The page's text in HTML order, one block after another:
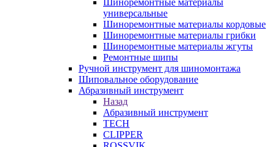
Шиноремонтные материалы
универсальные
Шиноремонтные материалы кордовые
Шиноремонтные материалы грибки
Шиноремонтные материалы жгуты
Ремонтные шипы
Ручной инструмент для шиномонтажа
Шиповальное оборудование
Абразивный инструмент
Назад
Абразивный инструмент
TECH
CLIPPER